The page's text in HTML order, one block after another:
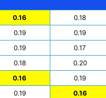
0.16 0.18
0.19 0.19
0.19 0.17
0.18 0.20
0.16 0.19
0.19 0.16